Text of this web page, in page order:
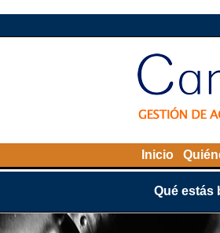
Inicio
Qué estás